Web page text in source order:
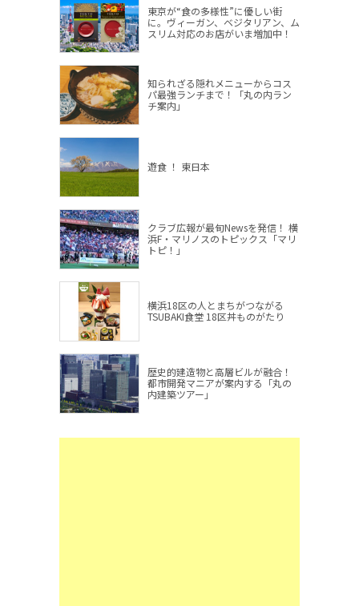
東京が“食の多様性”に優しい街
に。ヴィーガン、ベジタリアン、ム
スリム対応のお店がいま増加中！
知られざる隠れメニューからコス
パ最強ランチまで！「丸の内ラン
チ案内」
遊食 ！ 東日本
クラブ広報が最旬Newsを発信！ 横
浜F・マリノスのトピックス「マリ
トピ！」
横浜18区の人とまちがつながる
TSUBAKI食堂 18区丼ものがたり
歴史的建造物と高層ビルが融合！
都市開発マニアが案内する「丸の
内建築ツアー」